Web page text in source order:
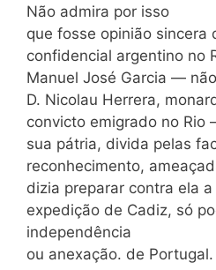
Não admira por isso
que fosse opinião sincera
confidencial argentino no
Manuel José Garcia —
D. Nicolau Herrera,
convicto emigrado no Rio
sua pátria, divida pelas
reconhecimento,
dizia preparar contra ela
expedição de Cadiz, só
independência
ou anexação. de Portugal.